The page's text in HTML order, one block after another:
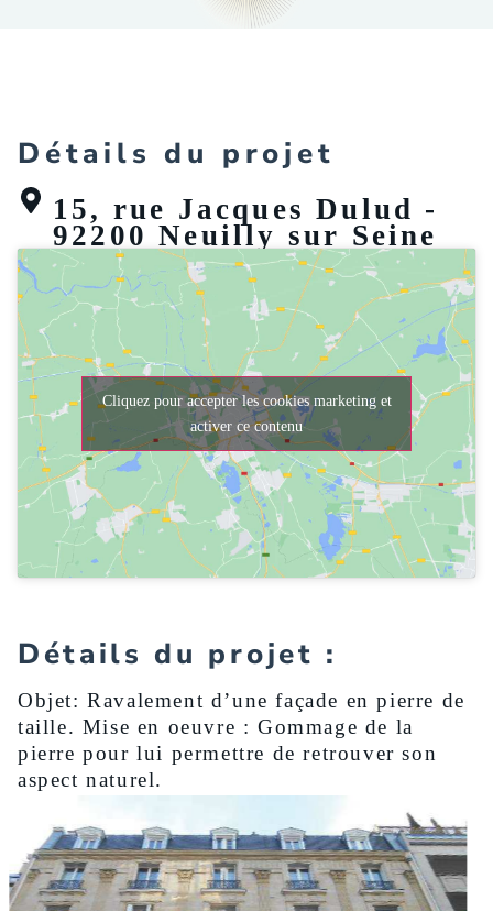
Détails du projet :
Objet: Ravalement d’une façade en pierre de
taille. Mise en oeuvre : Gommage de la
pierre pour lui permettre de retrouver son
aspect naturel.
Détails du projet
15, rue Jacques Dulud -
92200 Neuilly sur Seine
Cliquez pour accepter les cookies marketing et
activer ce contenu